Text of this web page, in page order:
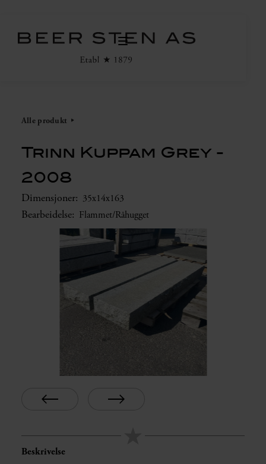
Alle produkt
Trinn Kuppam Grey -
2008
Dimensjoner: 35x14x163
Bearbeidelse: Flammet/Råhugget
Beskrivelse